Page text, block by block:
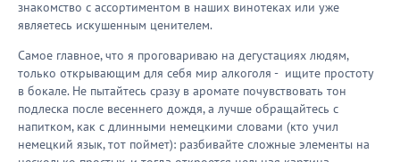
знакомство с ассортиментом в наших винотеках или уже
являетесь искушенным ценителем.
Самое главное, что я проговариваю на дегустациях людям,
только открывающим для себя мир алкоголя - ищите простоту
в бокале. Не пытайтесь сразу в аромате почувствовать тон
подлеска после весеннего дождя, а лучше обращайтесь с
напитком, как с длинными немецкими словами (кто учил
немецкий язык, тот поймет): разбивайте сложные элементы на